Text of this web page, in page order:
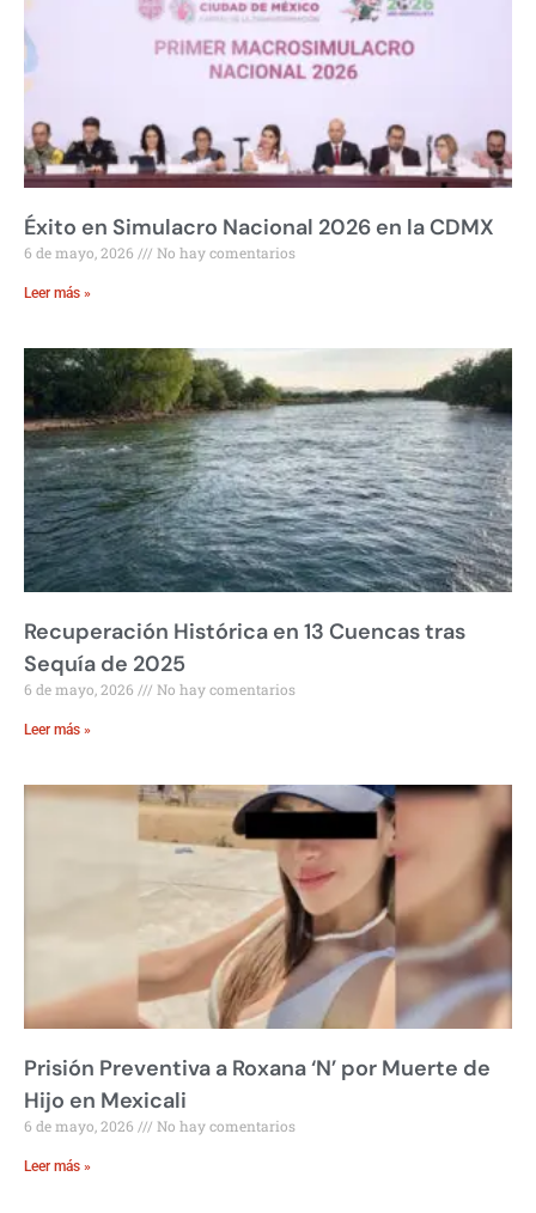
Éxito en Simulacro Nacional 2026 en la CDMX
6 de mayo, 2026 No hay comentarios
Leer más »
Recuperación Histórica en 13 Cuencas tras
Sequía de 2025
6 de mayo, 2026 No hay comentarios
Leer más »
Prisión Preventiva a Roxana ‘N’ por Muerte de
Hijo en Mexicali
6 de mayo, 2026 No hay comentarios
Leer más »